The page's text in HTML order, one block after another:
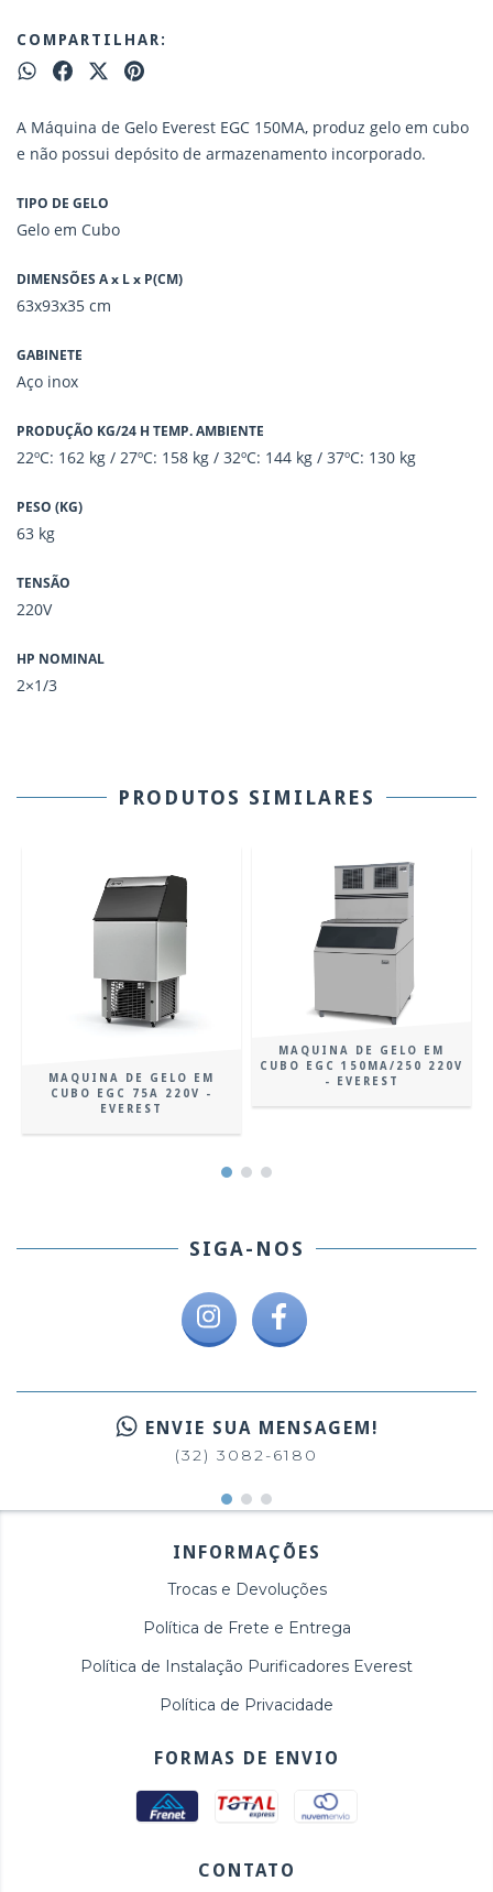
COMPARTILHAR:
A Máquina de Gelo Everest EGC 150MA, produz gelo em cubo
e não possui depósito de armazenamento incorporado.
TIPO DE GELO
Gelo em Cubo
DIMENSÕES A x L x P(CM)
63x93x35 cm
GABINETE
Aço inox
PRODUÇÃO KG/24 H TEMP. AMBIENTE
22ºC: 162 kg / 27ºC: 158 kg / 32ºC: 144 kg / 37ºC: 130 kg
PESO (KG)
63 kg
TENSÃO
220V
HP NOMINAL
2×1/3
PRODUTOS SIMILARES
MAQUINA DE GELO EM
CUBO EGC 75A 220V -
EVEREST
MAQUINA DE GELO EM
CUBO EGC 150MA/250 220V
- EVEREST
SIGA-NOS
ENVIE SUA MENSAGEM!
(32) 3082-6180
INFORMAÇÕES
Trocas e Devoluções
Política de Frete e Entrega
Política de Instalação Purificadores Everest
Política de Privacidade
FORMAS DE ENVIO
CONTATO